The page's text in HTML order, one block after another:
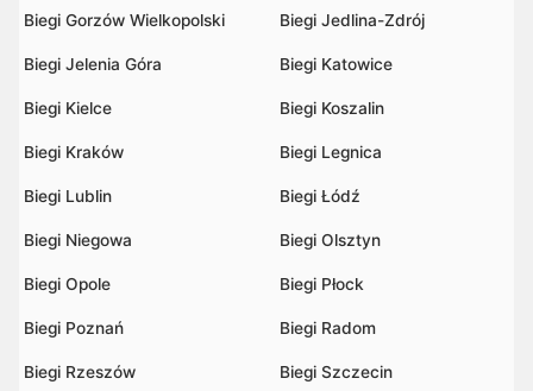
Biegi Gorzów Wielkopolski Biegi Jedlina-Zdrój
Biegi Jelenia Góra Biegi Katowice
Biegi Kielce Biegi Koszalin
Biegi Kraków Biegi Legnica
Biegi Lublin Biegi Łódź
Biegi Niegowa Biegi Olsztyn
Biegi Opole Biegi Płock
Biegi Poznań Biegi Radom
Biegi Rzeszów Biegi Szczecin